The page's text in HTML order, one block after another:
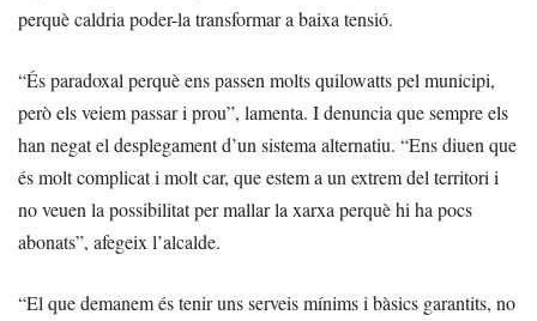
perquè caldria poder-la transformar a baixa tensió.
“És paradoxal perquè ens passen molts quilowatts pel municipi,
però els veiem passar i prou”, lamenta. I denuncia que sempre els
han negat el desplegament d’un sistema alternatiu. “Ens diuen que
és molt complicat i molt car, que estem a un extrem del territori i
no veuen la possibilitat per mallar la xarxa perquè hi ha pocs
abonats”, afegeix l’alcalde.
“El que demanem és tenir uns serveis mínims i bàsics garantits, no